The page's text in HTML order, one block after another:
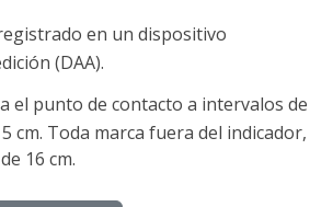
en un dispositivo
(DAA).
el punto de contacto a intervalos de
cm. Toda marca fuera del indicador,
16 cm.